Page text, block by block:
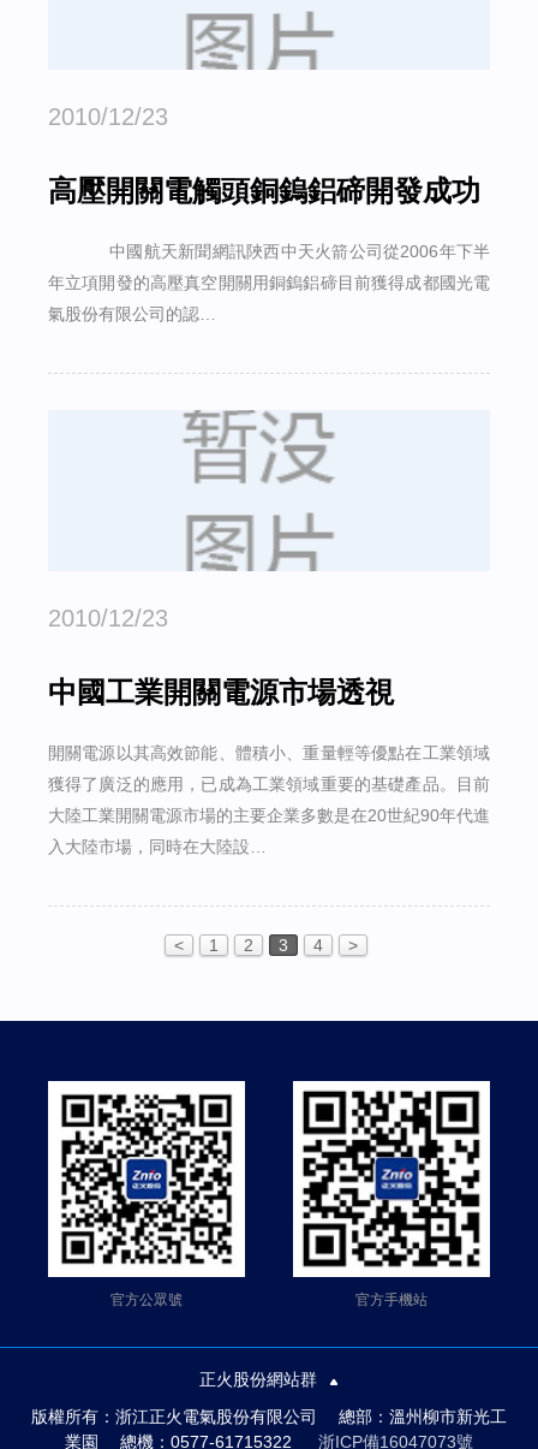
2010/12/23
高壓開關電觸頭銅鎢鋁碲開發成功
中國航天新聞網訊陜西中天火箭公司從2006年下半
年立項開發的高壓真空開關用銅鎢鋁碲目前獲得成都國光電
氣股份有限公司的認…
2010/12/23
中國工業開關電源市場透視
開關電源以其高效節能、體積小、重量輕等優點在工業領域
獲得了廣泛的應用，已成為工業領域重要的基礎產品。目前
大陸工業開關電源市場的主要企業多數是在20世紀90年代進
入大陸市場，同時在大陸設…
< 1 2 3 4 >
官方公眾號 官方手機站
正火股份網站群
版權所有：浙江正火電氣股份有限公司 總部：溫州柳市新光工
業園 總機：0577-61715322 浙ICP備16047073號